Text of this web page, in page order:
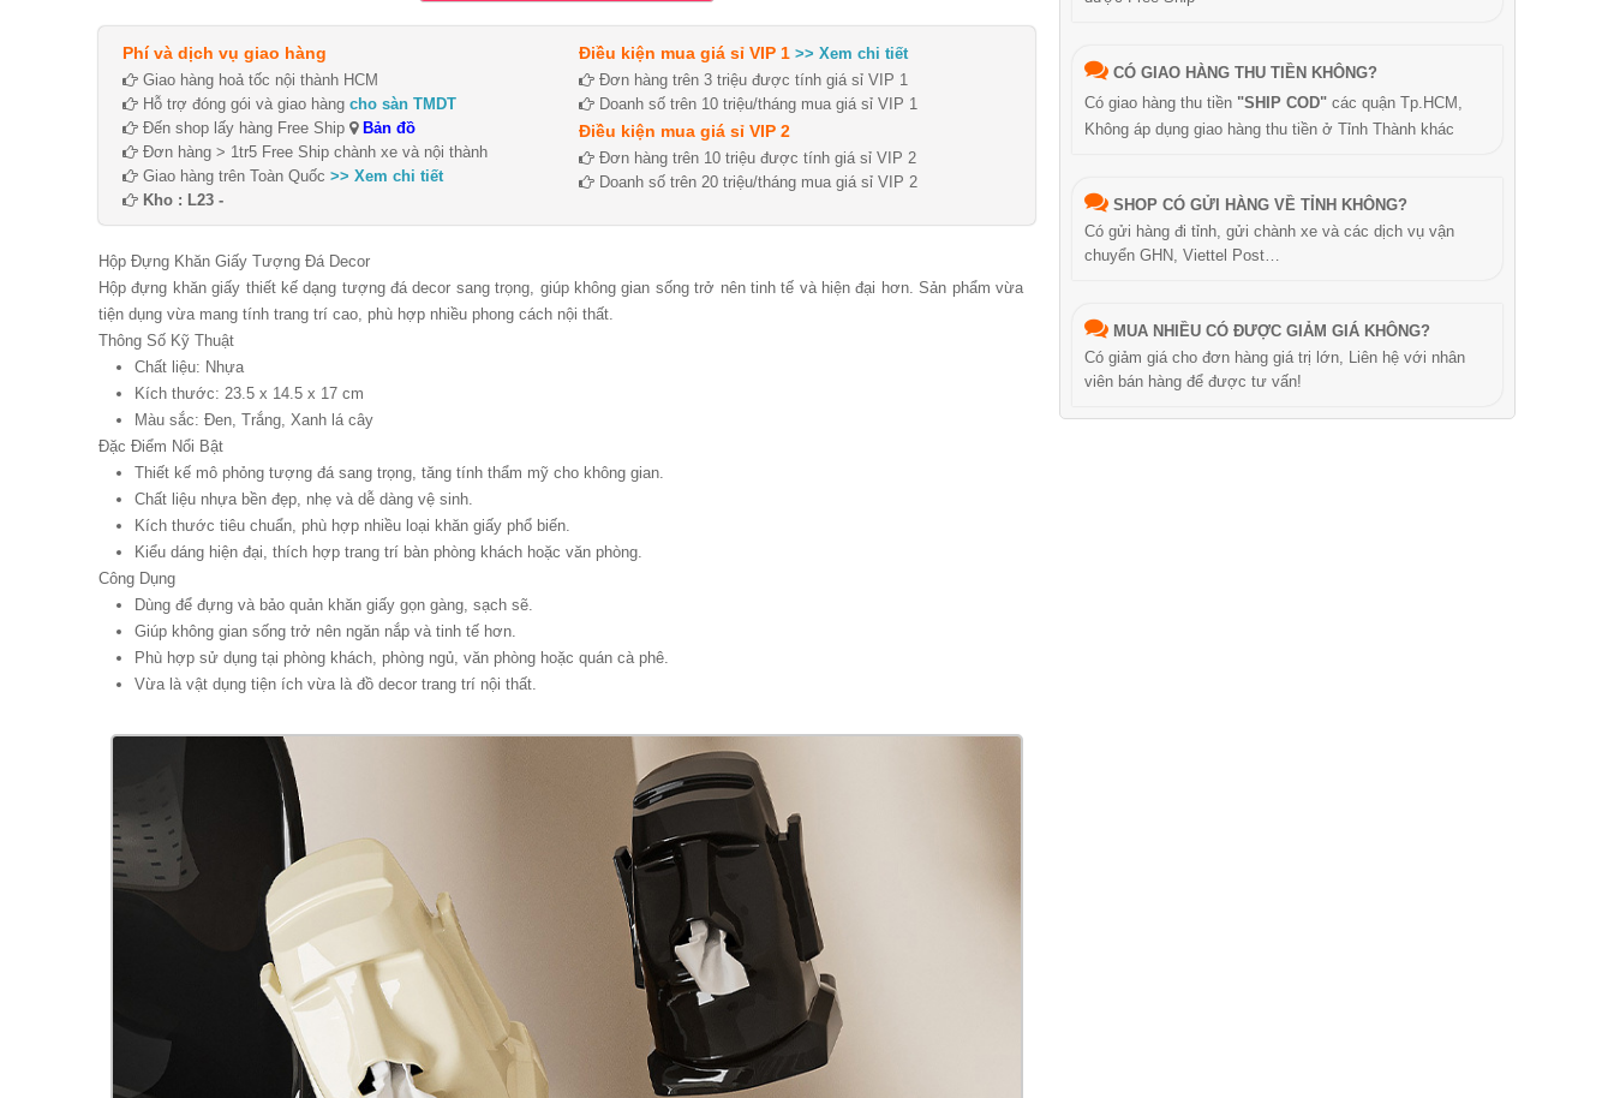
Phí và dịch vụ giao hàng
Giao hàng hoả tốc nội thành HCM
Hỗ trợ đóng gói và giao hàng cho sàn TMDT
Đến shop lấy hàng Free Ship
Bản đồ
Đơn hàng > 1tr5 Free Ship chành xe và nội thành
Giao hàng trên Toàn Quốc >> Xem chi tiết
Kho : L23 -
Điều kiện mua giá sỉ VIP 1 >> Xem chi tiết
Đơn hàng trên 3 triệu được tính giá sỉ VIP 1
Doanh số trên 10 triệu/tháng mua giá sỉ VIP 1
Điều kiện mua giá sỉ VIP 2
Đơn hàng trên 10 triệu được tính giá sỉ VIP 2
Doanh số trên 20 triệu/tháng mua giá sỉ VIP 2
Hộp Đựng Khăn Giấy Tượng Đá Decor
Hộp đựng khăn giấy thiết kế dạng tượng đá decor sang trọng, giúp không gian sống trở nên tinh tế và hiện đại hơn. Sản phẩm vừa
tiện dụng vừa mang tính trang trí cao, phù hợp nhiều phong cách nội thất.
Thông Số Kỹ Thuật
Chất liệu: Nhựa
Kích thước: 23.5 x 14.5 x 17 cm
Màu sắc: Đen, Trắng, Xanh lá cây
Đặc Điểm Nổi Bật
Thiết kế mô phỏng tượng đá sang trọng, tăng tính thẩm mỹ cho không gian.
Chất liệu nhựa bền đẹp, nhẹ và dễ dàng vệ sinh.
Kích thước tiêu chuẩn, phù hợp nhiều loại khăn giấy phổ biến.
Kiểu dáng hiện đại, thích hợp trang trí bàn phòng khách hoặc văn phòng.
Công Dụng
Dùng để đựng và bảo quản khăn giấy gọn gàng, sạch sẽ.
Giúp không gian sống trở nên ngăn nắp và tinh tế hơn.
Phù hợp sử dụng tại phòng khách, phòng ngủ, văn phòng hoặc quán cà phê.
Vừa là vật dụng tiện ích vừa là đồ decor trang trí nội thất.
CÓ GIAO HÀNG THU TIỀN KHÔNG?
Có giao hàng thu tiền "SHIP COD" các quận Tp.HCM,
Không áp dụng giao hàng thu tiền ở Tỉnh Thành khác
SHOP CÓ GỬI HÀNG VỀ TỈNH KHÔNG?
Có gửi hàng đi tỉnh, gửi chành xe và các dịch vụ vận
chuyển GHN, Viettel Post…
MUA NHIỀU CÓ ĐƯỢC GIẢM GIÁ KHÔNG?
Có giảm giá cho đơn hàng giá trị lớn, Liên hệ với nhân
viên bán hàng để được tư vấn!